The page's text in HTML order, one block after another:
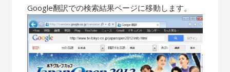
Google翻訳での検索結果ページに移動します。